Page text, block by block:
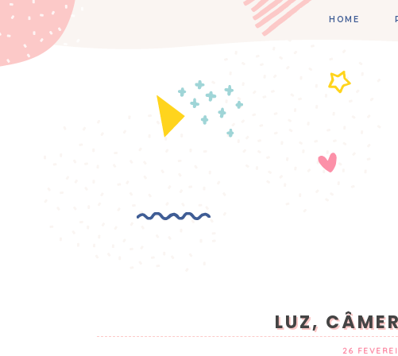
HOME
LUZ,
26